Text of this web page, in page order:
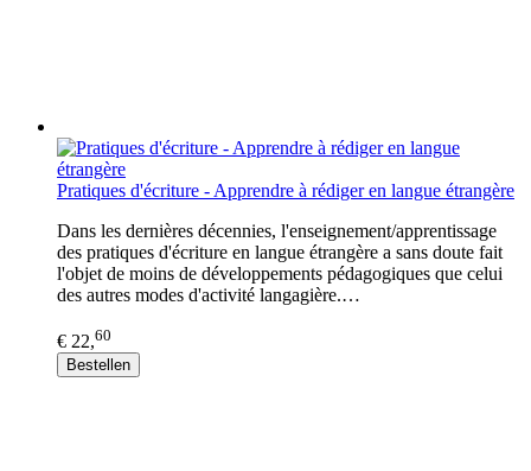
Pratiques d'écriture - Apprendre à rédiger en langue étrangère
Dans les dernières décennies, l'enseignement/apprentissage
des pratiques d'écriture en langue étrangère a sans doute fait
l'objet de moins de développements pédagogiques que celui
des autres modes d'activité langagière.…
€ 22,60
Bestellen